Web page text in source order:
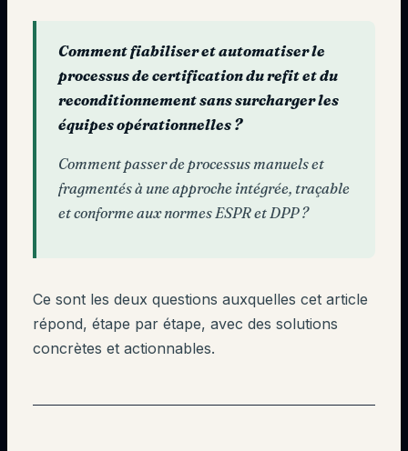
Comment fiabiliser et automatiser le
processus de certification du refit et du
reconditionnement sans surcharger les
équipes opérationnelles ?
Comment passer de processus manuels et
fragmentés à une approche intégrée, traçable
et conforme aux normes ESPR et DPP ?
Ce sont les deux questions auxquelles cet article
répond, étape par étape, avec des solutions
concrètes et actionnables.